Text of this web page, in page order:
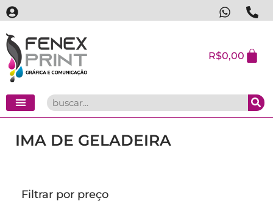
R$0,00
IMA DE GELADEIRA
Filtrar por preço